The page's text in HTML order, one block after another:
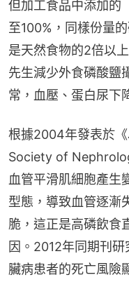
但加工食品中添加的
至100%，同樣份量
是天然食物的2倍以
先生減少外食磷酸鹽
常，血壓、蛋白尿下
根據2004年發表於
Society of
血管平滑肌細胞產生
型態，導致血管逐漸
脆，這正是高磷飲食
因。2012年同期刊
臟病患者的死亡風險